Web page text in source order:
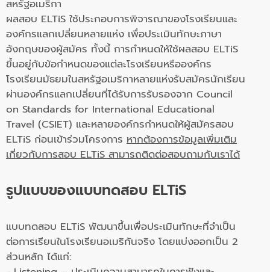
สหรัฐอเมริกา
ผลสอบ ELTiS ใช้ประกอบการพิจารณาของโรงเรียนและ
องค์กรแลกเปลี่ยนหลายแห่ง เพื่อประเมินทักษะภาษา
อังกฤษของผู้สมัคร ทั้งนี้ การกำหนดให้ใช้ผลสอบ ELTiS
ขึ้นอยู่กับข้อกำหนดของแต่ละโรงเรียนหรือองค์กร
โรงเรียนมัธยมในสหรัฐอเมริกาหลายแห่งรับสมัครนักเรียน
ผ่านองค์กรแลกเปลี่ยนที่ได้รับการรับรองจาก Council
on Standards for International Educational
Travel (CSIET) และหลายองค์กรกำหนดให้ผู้สมัครสอบ
ELTiS ก่อนเข้าร่วมโครงการ หากต้องการข้อมูลเพิ่มเติม
เกี่ยวกับการสอบ ELTiS สามารถติดต่อสอบถามกับเราได้
รูปแบบของแบบทดสอบ ELTiS
แบบทดสอบ ELTiS พัฒนาขึ้นเพื่อประเมินทักษะที่จำเป็น
ต่อการเรียนในโรงเรียนอเมริกันจริง โดยแบ่งออกเป็น 2
ส่วนหลัก ได้แก่: